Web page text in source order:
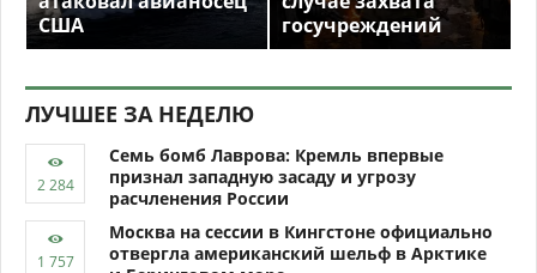
США
госучреждений
ЛУЧШЕЕ ЗА НЕДЕЛЮ
Семь бомб Лаврова: Кремль впервые
признал западную засаду и угрозу
расчленения России
Москва на сессии в Кингстоне официально
отвергла американский шельф в Арктике